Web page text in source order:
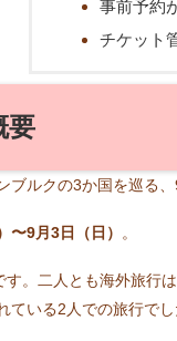
事前予約
チケット
要
ブルクの3か国を巡る
〜9月3日（日） 。
。二人とも海外旅行
ている2人での旅行で